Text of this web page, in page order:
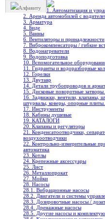
Алфавиту
1. Автоматизация и
2. Аренда автомобилей с
3. Арматура
4. Биде
5. Ванны
6. Вентиляторы и принадлежности
7. Виброкомпенсаторы / гибкие
8. Водонагреватели
9. Водоподготовка
10. Вспомогательное
11. Гидранты и водоразборные
12. Горелки
13. Двутавр
14. Детали трубопроводов и
15. Дисковые поворотные затворы
16. Задвижки, вентили, клапаны,
штурвалы, коверы, опорные плиты...
17. Инструменты
18. Кабины душевые
19. КАТАЛОГИ
20. Клапаны и регуляторы
21. Конденсатоотводчики,
воздухоотводчики
22. Контрольно-измерительные
автоматика
23. Котлы
24. Крепежные аксессуары
25. Лист
26. Металлопрокат
27. Мойки
28. Насосы
28.1. Вибрационные насосы
28.2. Двигатели и системы
28.3. Дозировочные насосы /
28.4. Дренажные насосы
28.5. Другие насосы и